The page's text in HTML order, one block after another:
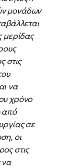
μονάδων
μερίδας
στις
να
χρόνο
από
σε
οι
στις
να